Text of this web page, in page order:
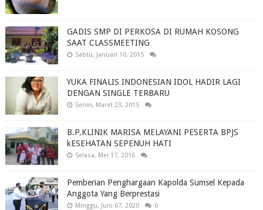
GADIS SMP DI PERKOSA DI RUMAH KOSONG
SAAT CLASSMEETING
Sabtu, Januari 10, 2015
YUKA FINALIS INDONESIAN IDOL HADIR LAGI
DENGAN SINGLE TERBARU
Senin, Maret 23, 2015
B.P.KLINIK MARISA MELAYANI PESERTA BPJS
kESEHATAN SEPENUH HATI
Selasa, Mei 17, 2016
Pemberian Penghargaan Kapolda Sumsel Kepada
Anggota Yang Berprestasi
Minggu, Juni 07, 2020 0